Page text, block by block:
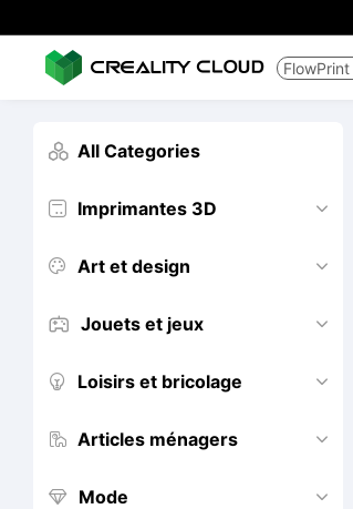
FlowPrint
 All Categories
 Imprimantes 3D 
 Art et design 
 Jouets et jeux 
 Loisirs et bricolage 
 Articles ménagers 
 Mode 